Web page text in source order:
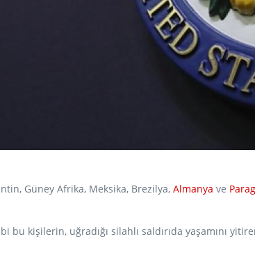
Güney Afrika, Meksika, Brezilya, Almanya ve
bu kişilerin, uğradığı silahlı saldırıda yaşamını